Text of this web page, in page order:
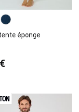
éponge